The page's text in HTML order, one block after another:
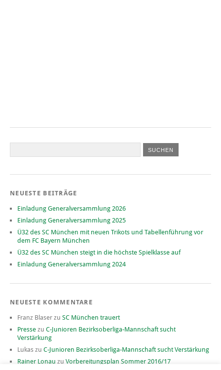
NEUESTE BEITRÄGE
Einladung Generalversammlung 2026
Einladung Generalversammlung 2025
Ü32 des SC München mit neuen Trikots und Tabellenführung vor
dem FC Bayern München
Ü32 des SC München steigt in die höchste Spielklasse auf
Einladung Generalversammlung 2024
NEUESTE KOMMENTARE
Franz Blaser zu SC München trauert
Presse zu C-Junioren Bezirksoberliga-Mannschaft sucht
Verstärkung
Lukas zu C-Junioren Bezirksoberliga-Mannschaft sucht Verstärkung
Rainer Lonau zu Vorbereitungsplan Sommer 2016/17